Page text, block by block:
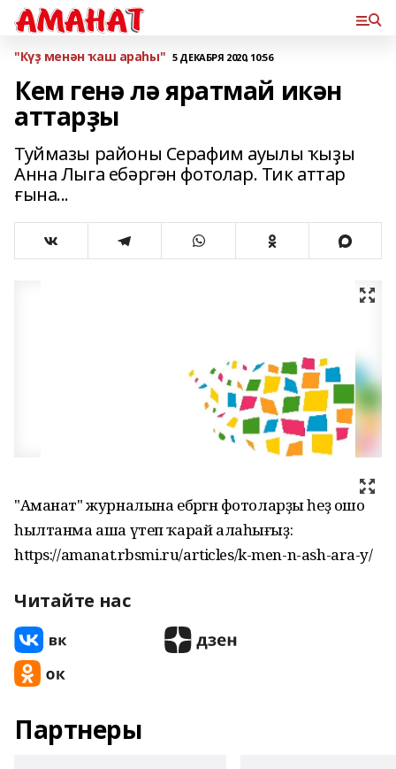
"Күҙ менән ҡаш араһы" 5 ДЕКАБРЯ 2020, 10:56
Кем генә лә яратмай икән
аттарҙы
Туймазы районы Серафим ауылы ҡыҙы
Анна Лыга ебәргән фотолар. Тик аттар
ғына...
"Аманат" журналына ебәргән фотоларҙы һеҙ ошо
һылтанма аша үтеп ҡарай алаһығыҙ:
https://amanat.rbsmi.ru/articles/k-men-n-ash-ara-y/
Читайте нас
Партнеры